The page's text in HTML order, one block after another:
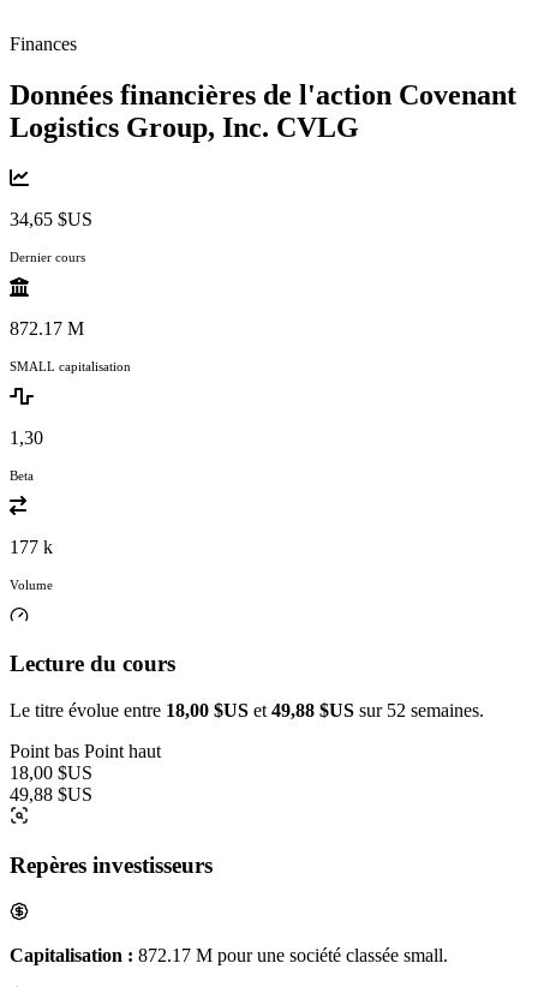
Finances
Données financières de l'action Covenant
Logistics Group, Inc. CVLG
34,65 $US
Dernier cours
872.17 M
SMALL capitalisation
1,30
Beta
177 k
Volume
Lecture du cours
Le titre évolue entre 18,00 $US et 49,88 $US sur 52 semaines.
Point bas Point haut
18,00 $US
49,88 $US
Repères investisseurs
Capitalisation : 872.17 M pour une société classée small.